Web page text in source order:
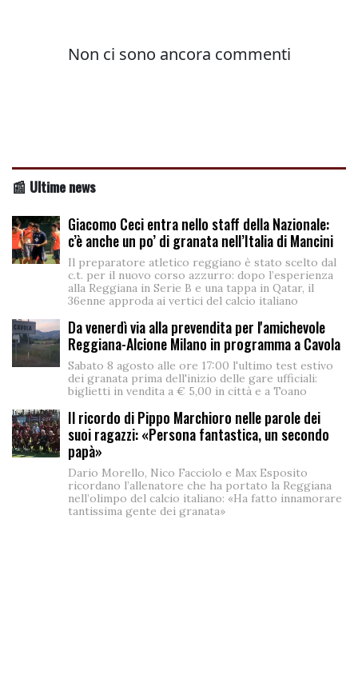
📰 Ultime news
Giacomo Ceci entra nello staff della Nazionale:
c’è anche un po’ di granata nell’Italia di Mancini
Il preparatore atletico reggiano è stato scelto dal
c.t. per il nuovo corso azzurro: dopo l’esperienza
alla Reggiana in Serie B e una tappa in Qatar, il
36enne approda ai vertici del calcio italiano
Da venerdì via alla prevendita per l'amichevole
Reggiana-Alcione Milano in programma a Cavola
Sabato 8 agosto alle ore 17:00 l'ultimo test estivo
dei granata prima dell'inizio delle gare ufficiali:
biglietti in vendita a € 5,00 in città e a Toano
Il ricordo di Pippo Marchioro nelle parole dei
suoi ragazzi: «Persona fantastica, un secondo
papà»
Dario Morello, Nico Facciolo e Max Esposito
ricordano l’allenatore che ha portato la Reggiana
nell’olimpo del calcio italiano: «Ha fatto innamorare
tantissima gente dei granata»